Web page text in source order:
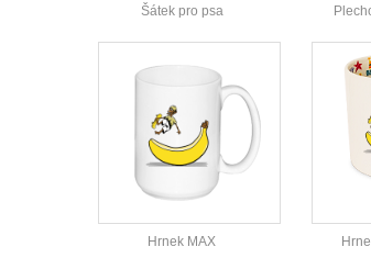
Šátek pro psa
Hrnek MAX